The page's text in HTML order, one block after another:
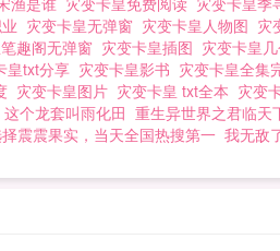
灾变卡皇无弹窗 灾变卡皇人物图 灾
趣阁无弹窗 灾变卡皇插图 灾变卡皇
皇txt分享 灾变卡皇影书 灾变卡皇全集
灾变卡皇图片 灾变卡皇 txt全本 灾变
这个龙套叫雨化田 重生异世界之君临天
震震果实，当天全国热搜第一 我无敌